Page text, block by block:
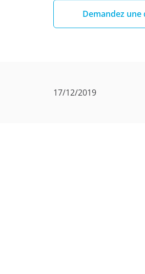
Demandez une
17/12/2019